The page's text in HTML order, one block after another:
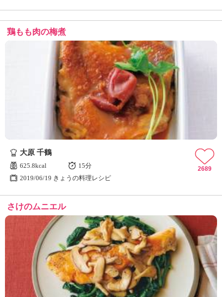
鶏もも肉の梅煮
大原 千鶴
625.8kcal
15分
2019/06/19 きょうの料理レシピ
2689
さけのムニエル